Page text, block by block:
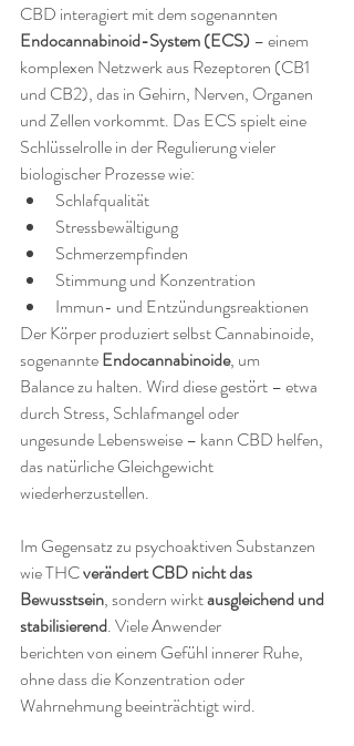
CBD interagiert mit dem sogenannten
Endocannabinoid-System (ECS) – einem
komplexen Netzwerk aus Rezeptoren (CB1
und CB2), das in Gehirn, Nerven, Organen
und Zellen vorkommt. Das ECS spielt eine
Schlüsselrolle in der Regulierung vieler
biologischer Prozesse wie:
Schlafqualität
Stressbewältigung
Schmerzempfinden
Stimmung und Konzentration
Immun- und Entzündungsreaktionen
Der Körper produziert selbst Cannabinoide,
sogenannte Endocannabinoide, um
Balance zu halten. Wird diese gestört – etwa
durch Stress, Schlafmangel oder
ungesunde Lebensweise – kann CBD helfen,
das natürliche Gleichgewicht
wiederherzustellen.
Im Gegensatz zu psychoaktiven Substanzen
wie THC verändert CBD nicht das
Bewusstsein, sondern wirkt ausgleichend und
stabilisierend. Viele Anwender
berichten von einem Gefühl innerer Ruhe,
ohne dass die Konzentration oder
Wahrnehmung beeinträchtigt wird.